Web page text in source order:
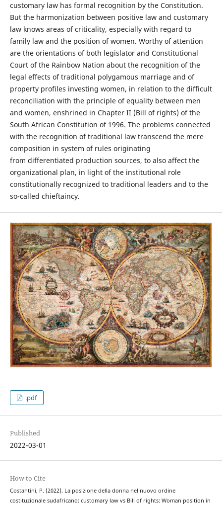
customary law has formal recognition by the Constitution.
But the harmonization between positive law and customary
law knows areas of criticality, especially with regard to
family law and the position of women. Worthy of attention
are the orientations of both legislator and Constitutional
Court of the Rainbow Nation about the recognition of the
legal effects of traditional polygamous marriage and of
property profiles investing women, in relation to the difficult
reconciliation with the principle of equality between men
and women, enshrined in Chapter II (Bill of rights) of the
South African Constitution of 1996. The problems connected
with the recognition of traditional law transcend the mere
composition in system of rules originating
from differentiated production sources, to also affect the
organizational plan, in light of the institutional role
constitutionally recognized to traditional leaders and to the
so-called chieftaincy.
.pdf
Published
2022-03-01
How to Cite
Costantini, P. (2022). La posizione della donna nel nuovo ordine
costituzionale sudafricano: customary law vs Bill of rights: Woman position in